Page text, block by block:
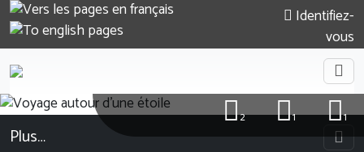
Identifiez-
vous
1
1
2
Plus…